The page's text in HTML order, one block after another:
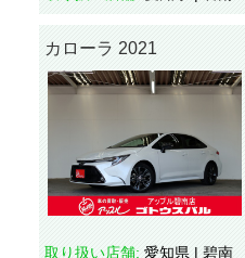
カローラ 2021
取り扱い店舗: 愛知県 | 碧南